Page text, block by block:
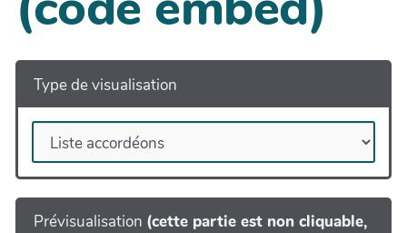
Type de visualisation
Prévisualisation (cette partie est non cliquable,